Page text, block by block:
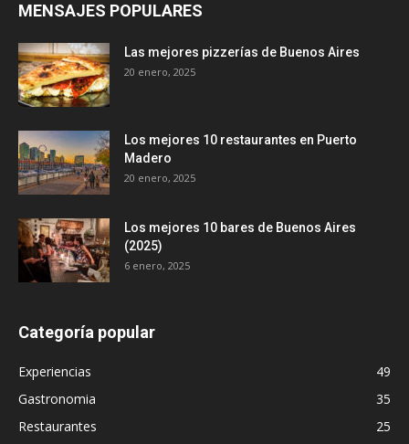
MENSAJES POPULARES
Las mejores pizzerías de Buenos Aires
20 enero, 2025
Los mejores 10 restaurantes en Puerto
Madero
20 enero, 2025
Los mejores 10 bares de Buenos Aires
(2025)
6 enero, 2025
Categoría popular
Experiencias
49
Gastronomia
35
Restaurantes
25